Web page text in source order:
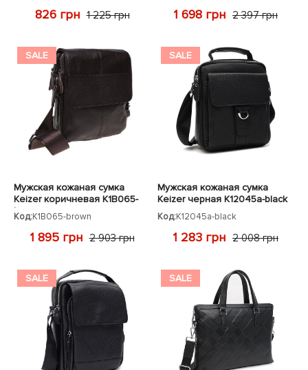
826 грн 1 225 грн 1 698 грн 2 397 грн
SALE
Мужская кожаная сумка
Keizer коричневая K1B065-
brown
Код:K1B065-brown
1 895 грн 2 903 грн
SALE
Мужская кожаная сумка
Keizer черная K12045a-black
Код:K12045a-black
1 283 грн 2 008 грн
SALE SALE